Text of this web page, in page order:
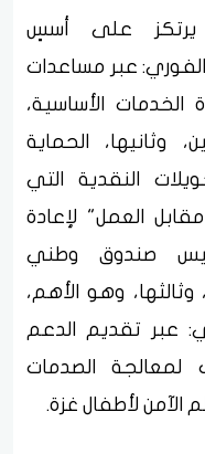
يرتكز على أسسٍ
الفوري: عبر مساعدات
الخدمات الأساسية،
وثانيها، الحماية
النقدية التي
العمل" لإعادة
صندوق وطني
وهو الأهم،
عبر تقديم الدعم
لمعالجة الصدمات
الآمن لأطفال غزة.